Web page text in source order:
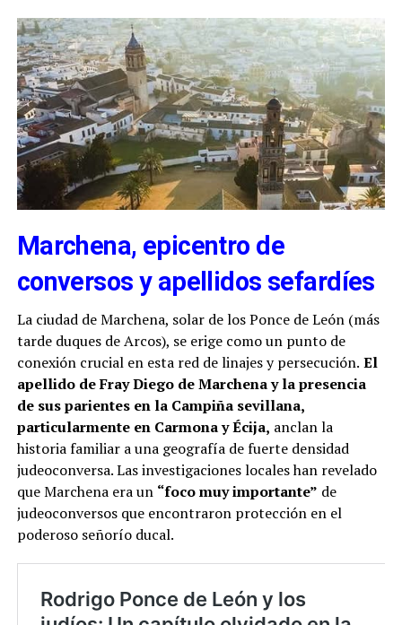
Marchena, epicentro de
conversos y apellidos sefardíes
La ciudad de Marchena, solar de los Ponce de León (más
tarde duques de Arcos), se erige como un punto de
conexión crucial en esta red de linajes y persecución. El
apellido de Fray Diego de Marchena y la presencia
de sus parientes en la Campiña sevillana,
particularmente en Carmona y Écija, anclan la
historia familiar a una geografía de fuerte densidad
judeoconversa. Las investigaciones locales han revelado
que Marchena era un “foco muy importante” de
judeoconversos que encontraron protección en el
poderoso señorío ducal.